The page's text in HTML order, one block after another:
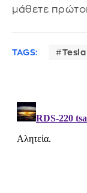
μάθετε πρώτοι
TAGS: Tesla